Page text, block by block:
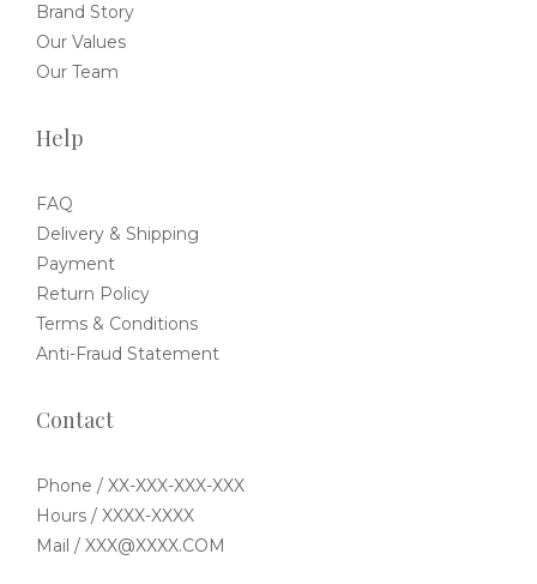
Brand Story
Our Values
Our Team
Help
FAQ
Delivery & Shipping
Payment
Return Policy
Terms & Conditions
Anti-Fraud Statement
Contact
Phone / XX-XXX-XXX-XXX
Hours / XXXX-XXXX
Mail / XXX@XXXX.COM